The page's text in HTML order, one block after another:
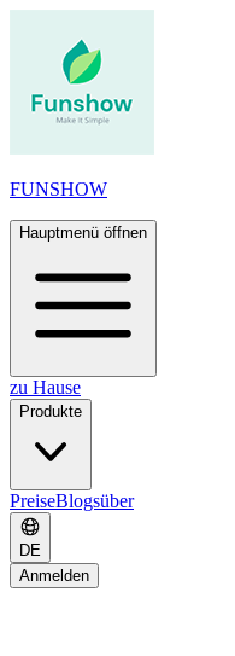
FUNSHOW
Hauptmenü öffnen
zu Hause
Produkte
PreiseBlogsüber
DE
Anmelden